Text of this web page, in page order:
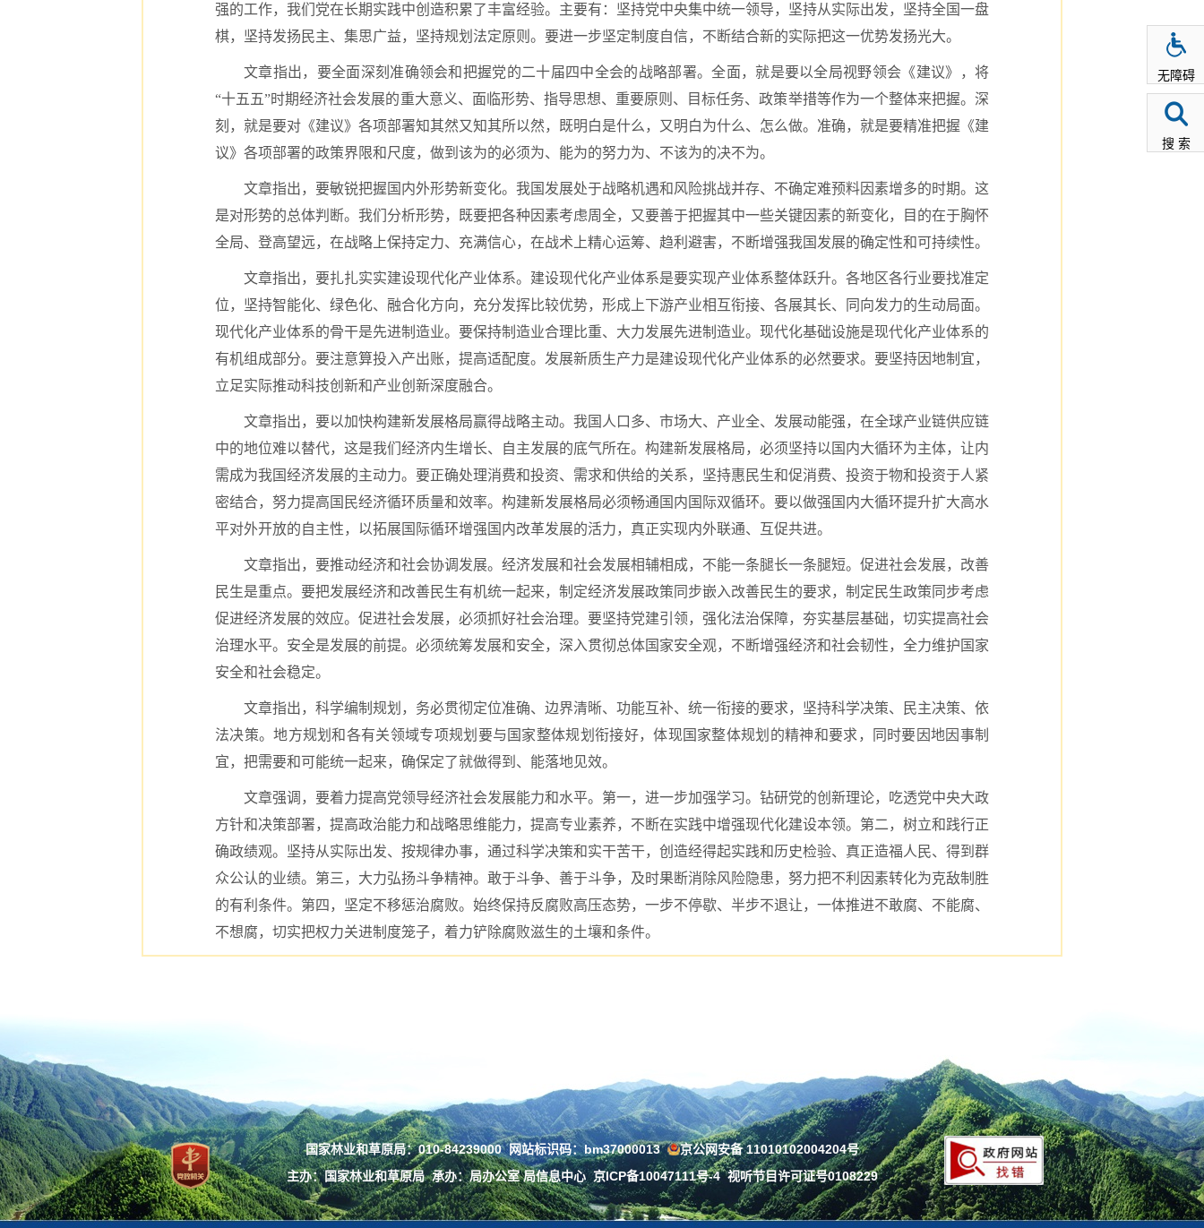
强的工作，我们党在长期实践中创造积累了丰富经验。主要有：坚持党中央集中统一领导，坚持从实际出发，坚持全国一盘
棋，坚持发扬民主、集思广益，坚持规划法定原则。要进一步坚定制度自信，不断结合新的实际把这一优势发扬光大。
文章指出，要全面深刻准确领会和把握党的二十届四中全会的战略部署。全面，就是要以全局视野领会《建议》，将
“十五五”时期经济社会发展的重大意义、面临形势、指导思想、重要原则、目标任务、政策举措等作为一个整体来把握。深
刻，就是要对《建议》各项部署知其然又知其所以然，既明白是什么，又明白为什么、怎么做。准确，就是要精准把握《建
议》各项部署的政策界限和尺度，做到该为的必须为、能为的努力为、不该为的决不为。
文章指出，要敏锐把握国内外形势新变化。我国发展处于战略机遇和风险挑战并存、不确定难预料因素增多的时期。这
是对形势的总体判断。我们分析形势，既要把各种因素考虑周全，又要善于把握其中一些关键因素的新变化，目的在于胸怀
全局、登高望远，在战略上保持定力、充满信心，在战术上精心运筹、趋利避害，不断增强我国发展的确定性和可持续性。
文章指出，要扎扎实实建设现代化产业体系。建设现代化产业体系是要实现产业体系整体跃升。各地区各行业要找准定
位，坚持智能化、绿色化、融合化方向，充分发挥比较优势，形成上下游产业相互衔接、各展其长、同向发力的生动局面。
现代化产业体系的骨干是先进制造业。要保持制造业合理比重、大力发展先进制造业。现代化基础设施是现代化产业体系的
有机组成部分。要注意算投入产出账，提高适配度。发展新质生产力是建设现代化产业体系的必然要求。要坚持因地制宜，
立足实际推动科技创新和产业创新深度融合。
文章指出，要以加快构建新发展格局赢得战略主动。我国人口多、市场大、产业全、发展动能强，在全球产业链供应链
中的地位难以替代，这是我们经济内生增长、自主发展的底气所在。构建新发展格局，必须坚持以国内大循环为主体，让内
需成为我国经济发展的主动力。要正确处理消费和投资、需求和供给的关系，坚持惠民生和促消费、投资于物和投资于人紧
密结合，努力提高国民经济循环质量和效率。构建新发展格局必须畅通国内国际双循环。要以做强国内大循环提升扩大高水
平对外开放的自主性，以拓展国际循环增强国内改革发展的活力，真正实现内外联通、互促共进。
文章指出，要推动经济和社会协调发展。经济发展和社会发展相辅相成，不能一条腿长一条腿短。促进社会发展，改善
民生是重点。要把发展经济和改善民生有机统一起来，制定经济发展政策同步嵌入改善民生的要求，制定民生政策同步考虑
促进经济发展的效应。促进社会发展，必须抓好社会治理。要坚持党建引领，强化法治保障，夯实基层基础，切实提高社会
治理水平。安全是发展的前提。必须统筹发展和安全，深入贯彻总体国家安全观，不断增强经济和社会韧性，全力维护国家
安全和社会稳定。
文章指出，科学编制规划，务必贯彻定位准确、边界清晰、功能互补、统一衔接的要求，坚持科学决策、民主决策、依
法决策。地方规划和各有关领域专项规划要与国家整体规划衔接好，体现国家整体规划的精神和要求，同时要因地因事制
宜，把需要和可能统一起来，确保定了就做得到、能落地见效。
文章强调，要着力提高党领导经济社会发展能力和水平。第一，进一步加强学习。钻研党的创新理论，吃透党中央大政
方针和决策部署，提高政治能力和战略思维能力，提高专业素养，不断在实践中增强现代化建设本领。第二，树立和践行正
确政绩观。坚持从实际出发、按规律办事，通过科学决策和实干苦干，创造经得起实践和历史检验、真正造福人民、得到群
众公认的业绩。第三，大力弘扬斗争精神。敢于斗争、善于斗争，及时果断消除风险隐患，努力把不利因素转化为克敌制胜
的有利条件。第四，坚定不移惩治腐败。始终保持反腐败高压态势，一步不停歇、半步不退让，一体推进不敢腐、不能腐、
不想腐，切实把权力关进制度笼子，着力铲除腐败滋生的土壤和条件。
国家林业和草原局：010-84239000网站标识码：bm37000013
京公网安备 11010102004204号
主办：国家林业和草原局承办：局办公室 局信息中心京ICP备10047111号-4 视听节目许可证号0108229
无障碍
搜 索